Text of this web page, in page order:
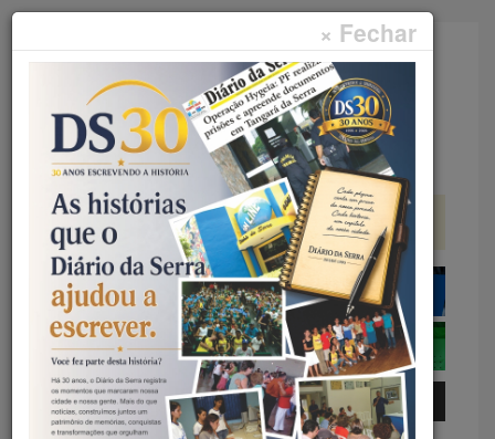
× Fechar
Faça sua pesquisa...
Menu
Início Geral